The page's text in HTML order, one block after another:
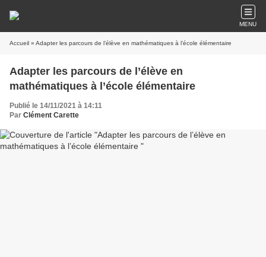
MENU
Accueil » Adapter les parcours de l’élève en mathématiques à l’école élémentaire
Adapter les parcours de l’élève en
mathématiques à l’école élémentaire
Publié le 14/11/2021 à 14:11
Par Clément Carette